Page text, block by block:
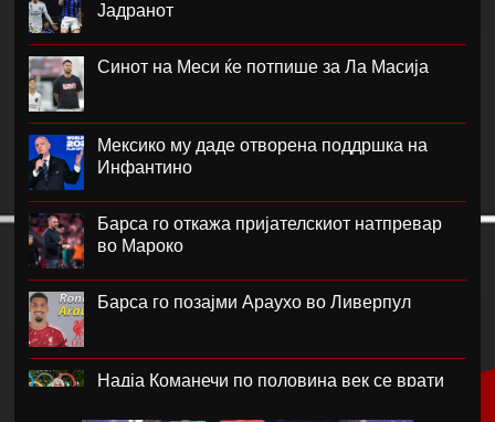
Јадранот
Синот на Меси ќе потпише за Ла Масија
Мексико му даде отворена поддршка на
Инфантино
Барса го откажа пријателскиот натпревар
во Мароко
Барса го позајми Араухо во Ливерпул
Надја Команечи по половина век се врати